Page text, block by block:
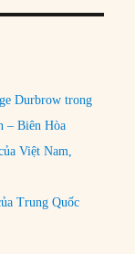
Durbrow trong
– Biên Hòa
Việt Nam,
Trung Quốc